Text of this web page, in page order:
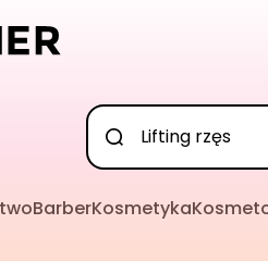
BarberKosmetyka